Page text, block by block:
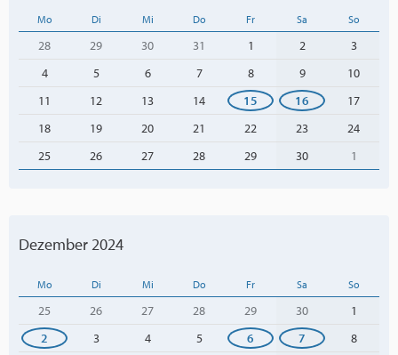
Mo Di Mi Do Fr Sa So
28 29 30 31 1 2
3
4
5 6 7 8 9
10
11
12 13 14 15 16
17
18
19 20 21 22 23
24
25
26 27 28 29 30 1
Dezember 2024
Mo Di Mi Do Fr Sa So
25 26 27 28 29 30
1
2
3 4 5 6 7 8